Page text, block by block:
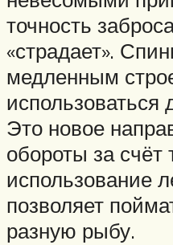
точность
«страдает».
медленным
Это новое
обороты за счёт
использование
позволяет
разную рыбу.